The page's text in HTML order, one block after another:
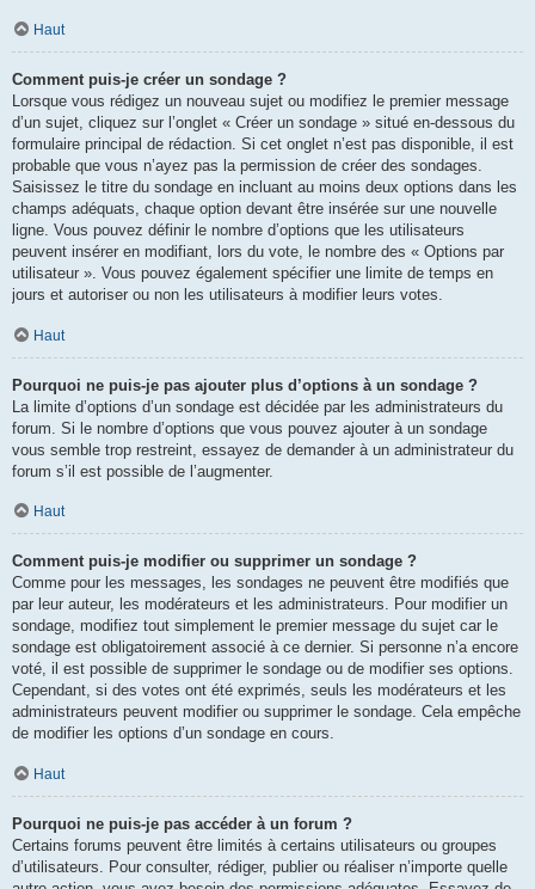
Haut
Comment puis-je créer un sondage ?
Lorsque vous rédigez un nouveau sujet ou modifiez le premier message
d’un sujet, cliquez sur l’onglet « Créer un sondage » situé en-dessous du
formulaire principal de rédaction. Si cet onglet n’est pas disponible, il est
probable que vous n’ayez pas la permission de créer des sondages.
Saisissez le titre du sondage en incluant au moins deux options dans les
champs adéquats, chaque option devant être insérée sur une nouvelle
ligne. Vous pouvez définir le nombre d’options que les utilisateurs
peuvent insérer en modifiant, lors du vote, le nombre des « Options par
utilisateur ». Vous pouvez également spécifier une limite de temps en
jours et autoriser ou non les utilisateurs à modifier leurs votes.
Haut
Pourquoi ne puis-je pas ajouter plus d’options à un sondage ?
La limite d’options d’un sondage est décidée par les administrateurs du
forum. Si le nombre d’options que vous pouvez ajouter à un sondage
vous semble trop restreint, essayez de demander à un administrateur du
forum s’il est possible de l’augmenter.
Haut
Comment puis-je modifier ou supprimer un sondage ?
Comme pour les messages, les sondages ne peuvent être modifiés que
par leur auteur, les modérateurs et les administrateurs. Pour modifier un
sondage, modifiez tout simplement le premier message du sujet car le
sondage est obligatoirement associé à ce dernier. Si personne n’a encore
voté, il est possible de supprimer le sondage ou de modifier ses options.
Cependant, si des votes ont été exprimés, seuls les modérateurs et les
administrateurs peuvent modifier ou supprimer le sondage. Cela empêche
de modifier les options d’un sondage en cours.
Haut
Pourquoi ne puis-je pas accéder à un forum ?
Certains forums peuvent être limités à certains utilisateurs ou groupes
d’utilisateurs. Pour consulter, rédiger, publier ou réaliser n’importe quelle